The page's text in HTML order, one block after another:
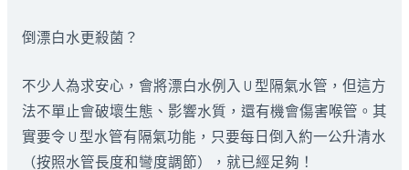
倒漂白水更殺菌？
不少人為求安心，會將漂白水例入 U 型隔氣水管，但這方
法不單止會破壞生態、影響水質，還有機會傷害喉管。其
實要令 U 型水管有隔氣功能，只要每日倒入約一公升清水
（按照水管長度和彎度調節），就已經足夠！